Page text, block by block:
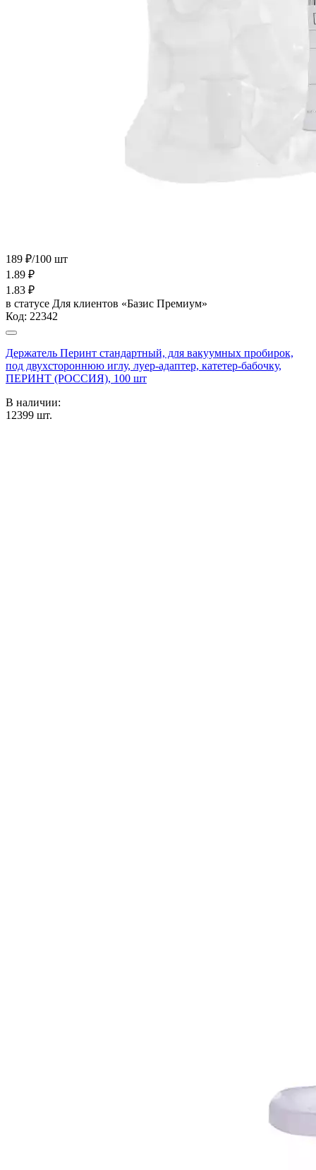
189 ₽/100 шт
1.89 ₽
1.83 ₽
в статусе Для клиентов «Базис Премиум»
Код: 22342
Держатель Перинт стандартный, для вакуумных пробирок,
под двухстороннюю иглу, луер-адаптер, катетер-бабочку,
ПЕРИНТ (РОССИЯ), 100 шт
В наличии:
12399 шт.